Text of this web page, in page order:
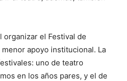
organizar el Festival de
apoyo institucional. La
uno de teatro
en los años pares, y el de